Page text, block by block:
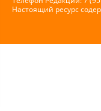
Настоящий ресурс